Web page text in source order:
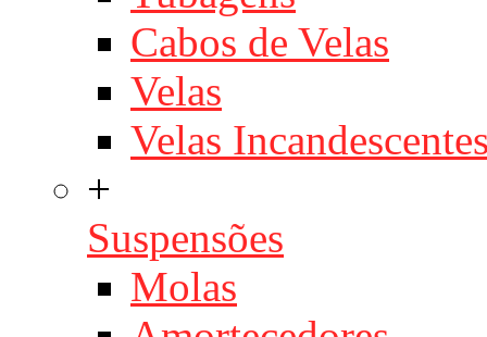
Cabos de Velas
Velas
Velas
+
Suspensões
Molas